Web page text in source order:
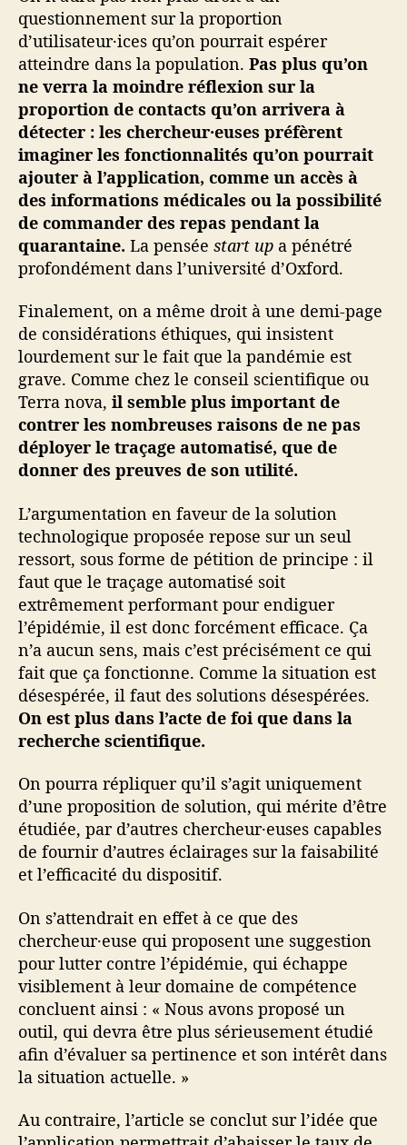
questionnement sur la proportion
d’utilisateur·ices qu’on pourrait espérer
atteindre dans la population. Pas plus qu’on
ne verra la moindre réflexion sur la
proportion de contacts qu’on arrivera à
détecter : les chercheur·euses préfèrent
imaginer les fonctionnalités qu’on pourrait
ajouter à l’application, comme un accès à
des informations médicales ou la possibilité
de commander des repas pendant la
quarantaine. La pensée start up a pénétré
profondément dans l’université d’Oxford.
Finalement, on a même droit à une demi-page
de considérations éthiques, qui insistent
lourdement sur le fait que la pandémie est
grave. Comme chez le conseil scientifique ou
Terra nova, il semble plus important de
contrer les nombreuses raisons de ne pas
déployer le traçage automatisé, que de
donner des preuves de son utilité.
L’argumentation en faveur de la solution
technologique proposée repose sur un seul
ressort, sous forme de pétition de principe : il
faut que le traçage automatisé soit
extrêmement performant pour endiguer
l’épidémie, il est donc forcément efficace. Ça
n’a aucun sens, mais c’est précisément ce qui
fait que ça fonctionne. Comme la situation est
désespérée, il faut des solutions désespérées.
On est plus dans l’acte de foi que dans la
recherche scientifique.
On pourra répliquer qu’il s’agit uniquement
d’une proposition de solution, qui mérite d’être
étudiée, par d’autres chercheur·euses capables
de fournir d’autres éclairages sur la faisabilité
et l’efficacité du dispositif.
On s’attendrait en effet à ce que des
chercheur·euse qui proposent une suggestion
pour lutter contre l’épidémie, qui échappe
visiblement à leur domaine de compétence
concluent ainsi : « Nous avons proposé un
outil, qui devra être plus sérieusement étudié
afin d’évaluer sa pertinence et son intérêt dans
la situation actuelle. »
Au contraire, l’article se conclut sur l’idée que